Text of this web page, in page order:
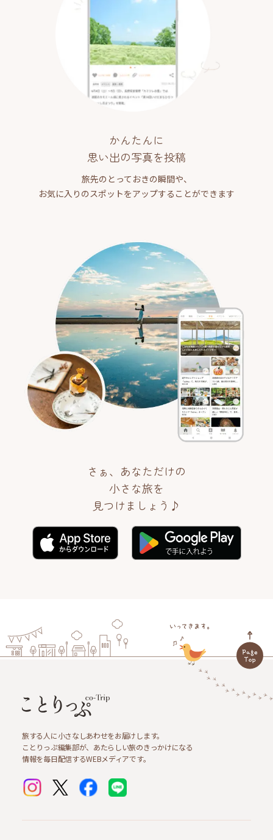
かんたんに
思い出の写真を投稿
旅先のとっておきの瞬間や、
お気に入りのスポットをアップすることができます
さぁ、あなただけの
小さな旅を
見つけましょう♪
旅する人に小さなしあわせをお届けします。
ことりっぷ編集部が、あたらしい旅のきっかけになる
情報を毎日配信するWEBメディアです。